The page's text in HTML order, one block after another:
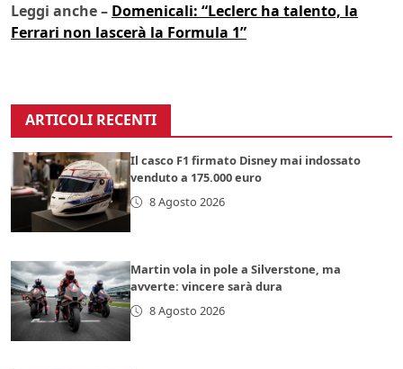
Leggi anche – Domenicali: “Leclerc ha talento, la
Ferrari non lascerà la Formula 1”
ARTICOLI RECENTI
Il casco F1 firmato Disney mai indossato
venduto a 175.000 euro
8 Agosto 2026
Martin vola in pole a Silverstone, ma
avverte: vincere sarà dura
8 Agosto 2026